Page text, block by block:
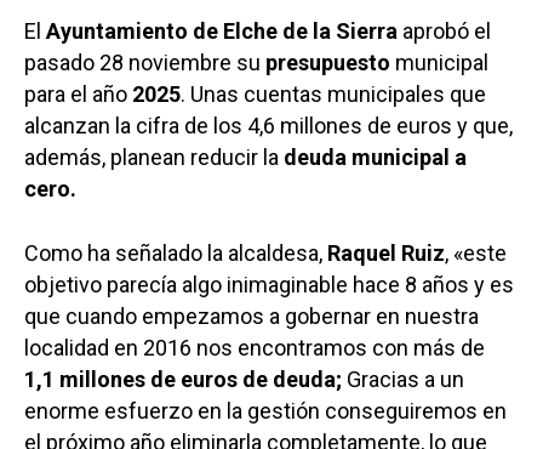
El Ayuntamiento de Elche de la Sierra aprobó el
pasado 28 noviembre su presupuesto municipal
para el año 2025. Unas cuentas municipales que
alcanzan la cifra de los 4,6 millones de euros y que,
además, planean reducir la deuda municipal a
cero.
Como ha señalado la alcaldesa, Raquel Ruiz, «este
objetivo parecía algo inimaginable hace 8 años y es
que cuando empezamos a gobernar en nuestra
localidad en 2016 nos encontramos con más de
1,1 millones de euros de deuda; Gracias a un
enorme esfuerzo en la gestión conseguiremos en
el próximo año eliminarla completamente, lo que